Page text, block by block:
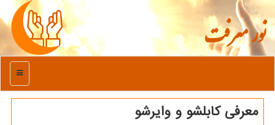
نور معرفت
منو
معرفی كابلشو و وایرشو